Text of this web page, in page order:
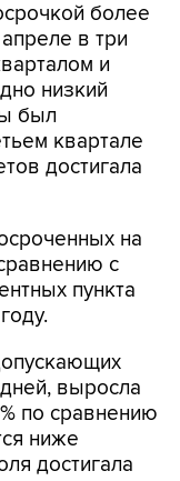
более
в три
и
низкий
был
квартале
достигала
на
с
пункта
выросла
по сравнению
ниже
достигала